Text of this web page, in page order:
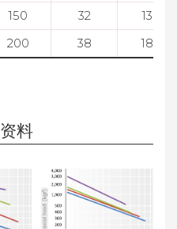
150 32
136
200 38 189
料